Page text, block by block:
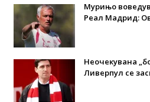
Мурињо
Реал Мадрид:
Неочекувана
Ливерпул се